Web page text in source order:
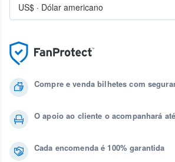
Compre e venda bilhetes com
O apoio ao cliente o acompanhará
Cada encomenda é 100% garantida
US$ · Dólar americano